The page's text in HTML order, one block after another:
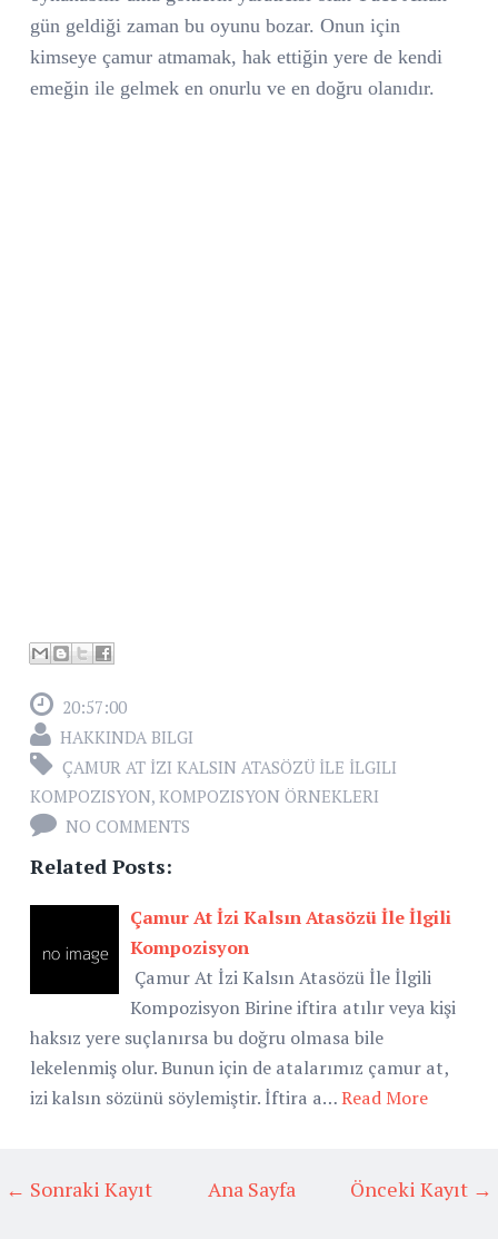
gün geldiği zaman bu oyunu bozar. Onun için
kimseye çamur atmamak, hak ettiğin yere de kendi
emeğin ile gelmek en onurlu ve en doğru olanıdır.
20:57:00
HAKKINDA BILGI
ÇAMUR AT İZI KALSIN ATASÖZÜ İLE İLGILI
KOMPOZISYON, KOMPOZISYON ÖRNEKLERI
NO COMMENTS
Related Posts:
Çamur At İzi Kalsın Atasözü İle İlgili
Kompozisyon
Çamur At İzi Kalsın Atasözü İle İlgili
Kompozisyon Birine iftira atılır veya kişi
haksız yere suçlanırsa bu doğru olmasa bile
lekelenmiş olur. Bunun için de atalarımız çamur at,
izi kalsın sözünü söylemiştir. İftira a…Read More
← Sonraki Kayıt Önceki Kayıt →
Ana Sayfa